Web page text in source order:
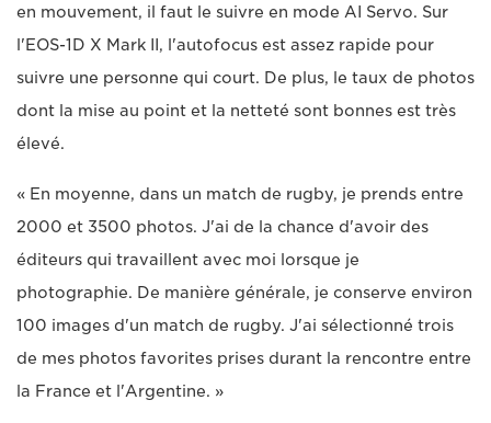
en mouvement, il faut le suivre en mode AI Servo. Sur
l'EOS-1D X Mark II, l'autofocus est assez rapide pour
suivre une personne qui court. De plus, le taux de photos
dont la mise au point et la netteté sont bonnes est très
élevé.
« En moyenne, dans un match de rugby, je prends entre
2000 et 3500 photos. J'ai de la chance d'avoir des
éditeurs qui travaillent avec moi lorsque je
photographie. De manière générale, je conserve environ
100 images d'un match de rugby. J'ai sélectionné trois
de mes photos favorites prises durant la rencontre entre
la France et l'Argentine. »